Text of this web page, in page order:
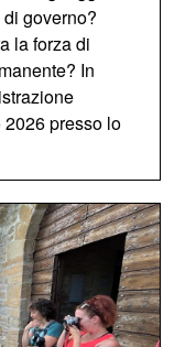
governo?
la forza di
In
2026 presso lo